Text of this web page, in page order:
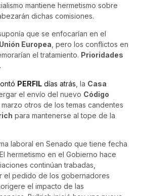
mantiene hermetismo sobre
dichas comisiones.
que se enfocarían en el
Europea , pero los conflictos en
el tratamiento. Prioridades
PERFIL días atrás , la Casa
el envío del nuevo Código
otros de los temas candentes
para mantenerse al tope de la
laboral en Senado que tiene fecha
hermetismo en el Gobierno hace
continúan trabadas,
el pedido de los gobernadores
el impacto de las